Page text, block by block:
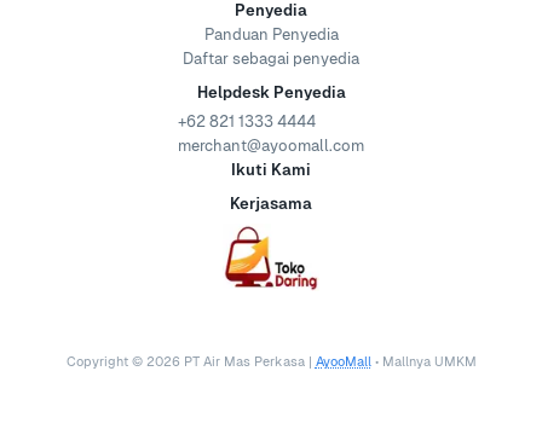
Penyedia
Panduan Penyedia
Daftar sebagai penyedia
Helpdesk Penyedia
+62 821 1333 4444
merchant@ayoomall.com
Ikuti Kami
Kerjasama
Copyright © 2026 PT Air Mas Perkasa | AyooMall • Mallnya UMKM